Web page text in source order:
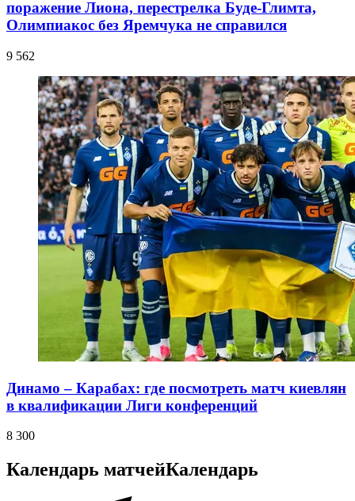
поражение Лиона, перестрелка Буде-Глимта,
Олимпиакос без Яремчука не справился
9 562
Динамо – Карабах: где посмотреть матч киевлян
в квалификации Лиги конференций
8 300
Календарь матчейКалендарь